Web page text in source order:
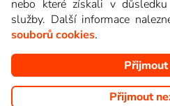
Copyright © goNET s.r.o. Na
obrázky z pořadů TV stanic, které
nebo které získali v
služby. Další informace
souborů cookies.
Přijmout